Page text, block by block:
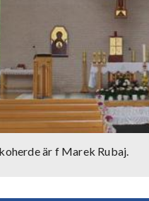
är f Marek Rubaj.